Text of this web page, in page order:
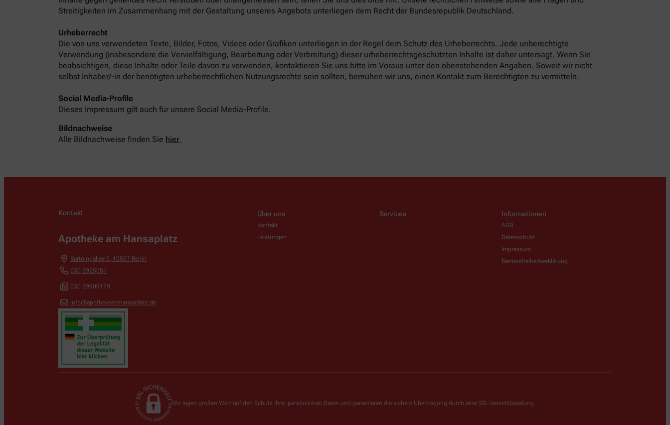
Streitigkeiten im Zusammenhang mit der Gestaltung unseres Angebots unterliegen dem Recht der Bundesrepublik Deutschland.
Urheberrecht
Die von uns verwendeten Texte, Bilder, Fotos, Videos oder Grafiken unterliegen in der Regel dem Schutz des Urheberrechts. Jede unberechtigte
Verwendung (insbesondere die Vervielfältigung, Bearbeitung oder Verbreitung) dieser urheberrechtsgeschützten Inhalte ist daher untersagt. Wenn Sie
beabsichtigen, diese Inhalte oder Teile davon zu verwenden, kontaktieren Sie uns bitte im Voraus unter den obenstehenden Angaben. Soweit wir nicht
selbst Inhaber/-in der benötigten urheberrechtlichen Nutzungsrechte sein sollten, bemühen wir uns, einen Kontakt zum Berechtigten zu vermitteln.
Social Media-Profile
Dieses Impressum gilt auch für unsere Social Media-Profile.
Bildnachweise
Alle Bildnachweise finden Sie hier
Kontakt
Apotheke am Hansaplatz
Bartningallee 5, 10557 Berlin
030 3925051
030 39909179
info@apothekeamhansaplatz.de
Über uns
Kontakt
Leistungen
Services Informationen
AGB
Datenschutz
Impressum
Barrierefreiheitserklärung
Wir legen großen Wert auf den Schutz Ihrer persönlichen Daten und garantieren die sichere Übertragung durch eine SSL-Verschlüsselung.